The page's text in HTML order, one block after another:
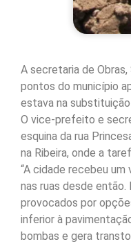
A secretaria de
pontos do município
estava na
O vice-prefeito e
esquina da rua
na Ribeira, onde a
“A cidade recebeu
nas ruas desde
provocados por
inferior à
bombas e gera